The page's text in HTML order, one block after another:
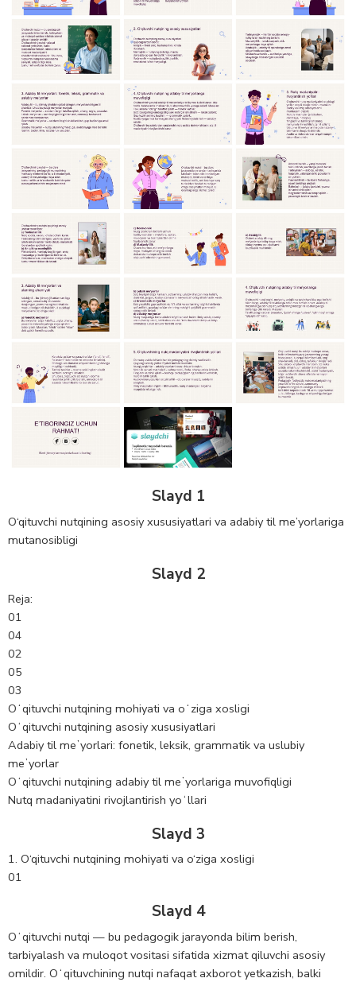
Slayd 1
O‘qituvchi nutqining asosiy xususiyatlari va adabiy til me’yorlariga
mutanosibligi
Slayd 2
Reja:
01
04
02
05
03
Oʻqituvchi nutqining mohiyati va oʻziga xosligi
Oʻqituvchi nutqining asosiy xususiyatlari
Adabiy til meʼyorlari: fonetik, leksik, grammatik va uslubiy
meʼyorlar
Oʻqituvchi nutqining adabiy til meʼyorlariga muvofiqligi
Nutq madaniyatini rivojlantirish yoʻllari
Slayd 3
1. O‘qituvchi nutqining mohiyati va o‘ziga xosligi
01
Slayd 4
Oʻqituvchi nutqi — bu pedagogik jarayonda bilim berish,
tarbiyalash va muloqot vositasi sifatida xizmat qiluvchi asosiy
omildir. Oʻqituvchining nutqi nafaqat axborot yetkazish, balki